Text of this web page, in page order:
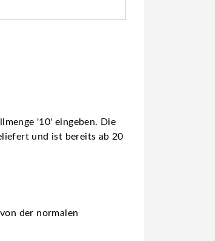
'10' eingeben. Die
und ist bereits ab 20
der normalen